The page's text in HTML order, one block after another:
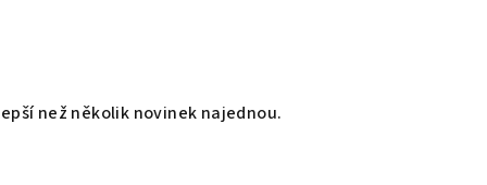
než několik novinek najednou.